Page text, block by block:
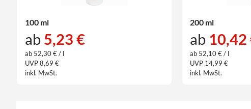
100 ml
ab 5,23 €
ab 52,30 € / l
UVP 8,69 €
inkl. MwSt.
200 ml
ab 10,42
ab 52,10 € / l
UVP 14,99 €
inkl. MwSt.